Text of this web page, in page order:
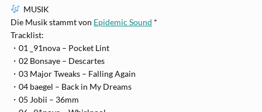
MUSIK
Die Musik stammt von Epidemic Sound *
Tracklist:
・01 _91nova – Pocket Lint
・02 Bonsaye – Descartes
・03 Major Tweaks – Falling Again
・04 baegel – Back in My Dreams
・05 Jobii – 36mm